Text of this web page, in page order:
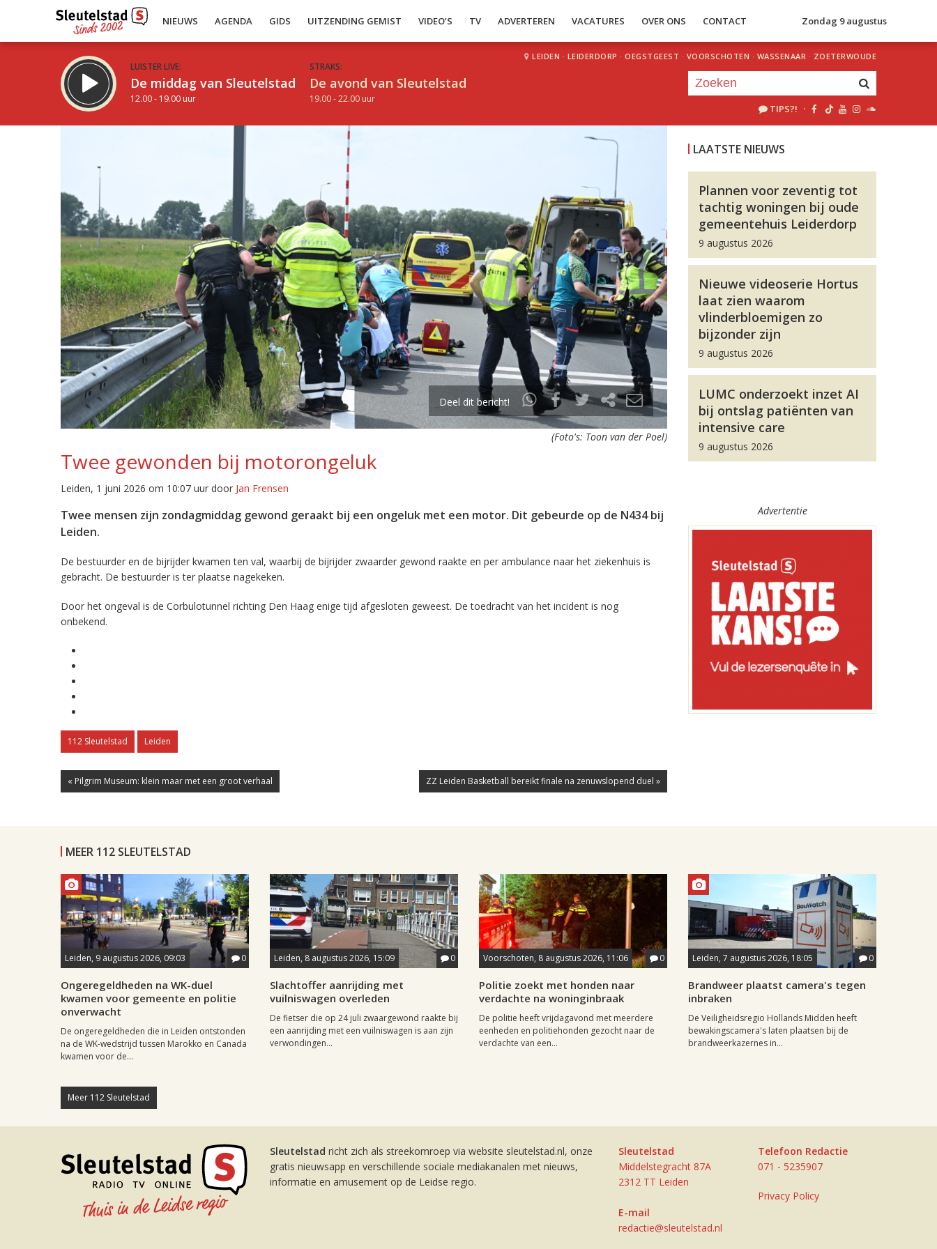
NIEUWS AGENDA GIDS UITZENDING GEMIST VIDEO’S TV ADVERTEREN VACATURES OVER ONS CONTACT Zondag 9 augustus
LUISTER LIVE:
De middag van Sleutelstad
12.00 - 19.00 uur
STRAKS:
De avond van Sleutelstad
19.00 - 22.00 uur
LEIDEN · LEIDERDORP · OEGSTGEEST · VOORSCHOTEN · WASSENAAR · ZOETERWOUDE
TIPS?! ·
Inklappen
Deel dit bericht!
(Foto's: Toon van der Poel)
Twee gewonden bij motorongeluk
Leiden, 1 juni 2026 om 10:07 uur door Jan Frensen
Twee mensen zijn zondagmiddag gewond geraakt bij een ongeluk met een motor. Dit gebeurde op de N434 bij
Leiden.
De bestuurder en de bijrijder kwamen ten val, waarbij de bijrijder zwaarder gewond raakte en per ambulance naar het ziekenhuis is
gebracht. De bestuurder is ter plaatse nagekeken.
Door het ongeval is de Corbulotunnel richting Den Haag enige tijd afgesloten geweest. De toedracht van het incident is nog
onbekend.
112 Sleutelstad Leiden
« Pilgrim Museum: klein maar met een groot verhaal ZZ Leiden Basketball bereikt finale na zenuwslopend duel »
LAATSTE NIEUWS
Plannen voor zeventig tot
tachtig woningen bij oude
gemeentehuis Leiderdorp
9 augustus 2026
Nieuwe videoserie Hortus
laat zien waarom
vlinderbloemigen zo
bijzonder zijn
9 augustus 2026
LUMC onderzoekt inzet AI
bij ontslag patiënten van
intensive care
9 augustus 2026
Advertentie
MEER 112 SLEUTELSTAD
Leiden, 9 augustus 2026, 09:03 0
Ongeregeldheden na WK-duel
kwamen voor gemeente en politie
onverwacht
De ongeregeldheden die in Leiden ontstonden
na de WK-wedstrijd tussen Marokko en Canada
kwamen voor de...
Leiden, 8 augustus 2026, 15:09 0
Slachtoffer aanrijding met
vuilniswagen overleden
De fietser die op 24 juli zwaargewond raakte bij
een aanrijding met een vuilniswagen is aan zijn
verwondingen...
Voorschoten, 8 augustus 2026, 11:06 0
Politie zoekt met honden naar
verdachte na woninginbraak
De politie heeft vrijdagavond met meerdere
eenheden en politiehonden gezocht naar de
verdachte van een...
Leiden, 7 augustus 2026, 18:05 0
Brandweer plaatst camera's tegen
inbraken
De Veiligheidsregio Hollands Midden heeft
bewakingscamera's laten plaatsen bij de
brandweerkazernes in...
Meer 112 Sleutelstad
Sleutelstad richt zich als streekomroep via website sleutelstad.nl, onze
gratis nieuwsapp en verschillende sociale mediakanalen met nieuws,
informatie en amusement op de Leidse regio.
Sleutelstad
Middelstegracht 87A
2312 TT Leiden
E-mail
redactie@sleutelstad.nl
Telefoon Redactie
071 - 5235907
Privacy Policy